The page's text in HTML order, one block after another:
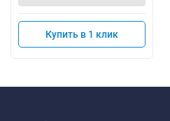
Купить в 1 клик